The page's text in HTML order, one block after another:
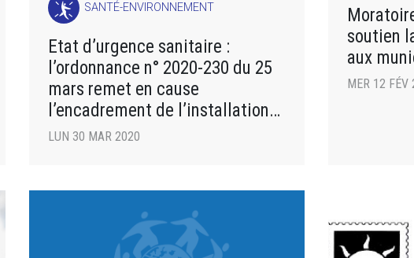
SANTÉ-ENVIRONNEMENT
Etat d’urgence sanitaire :
l’ordonnance n° 2020-230 du 25
mars remet en cause
l’encadrement de l’installation
d’antennes-relais
LUN 30 MAR 2020
soutien
aux
MER 12 FÉV